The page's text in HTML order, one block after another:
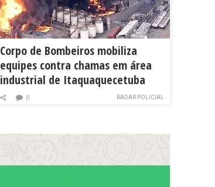
Corpo de Bombeiros mobiliza
equipes contra chamas em área
industrial de Itaquaquecetuba
RADAR POLICIAL
0